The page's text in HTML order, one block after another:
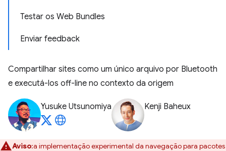
Testar os Web Bundles
Enviar feedback
Compartilhar sites como um único arquivo por Bluetooth
e executá-los off-line no contexto da origem
Yusuke Utsunomiya Kenji Baheux
Aviso:a implementação experimental da navegação para pacotes